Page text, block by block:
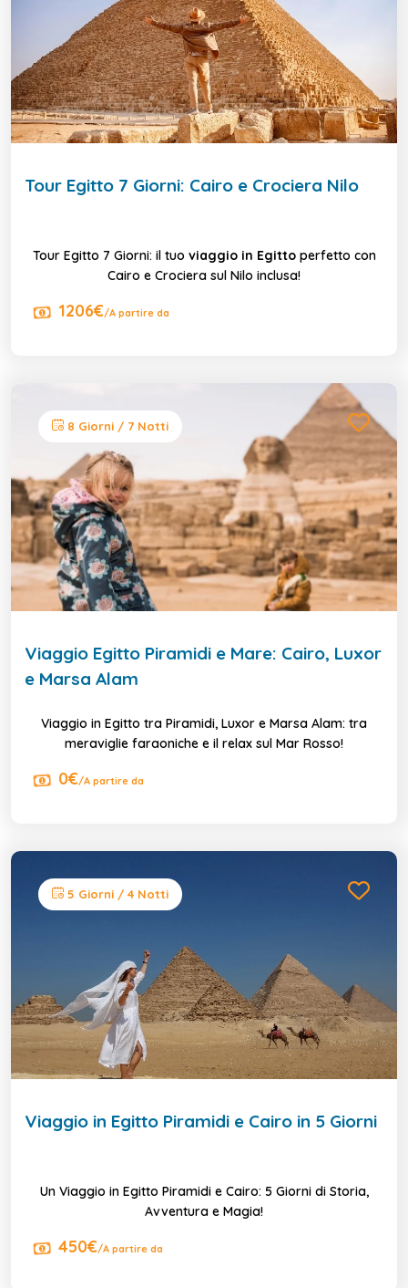
Tour Egitto 7 Giorni: Cairo e Crociera Nilo
Tour Egitto 7 Giorni: il tuo viaggio in Egittoperfetto con
Cairo e Crociera sul Nilo inclusa!
1206€/A partire da
8 Giorni / 7 Notti
Viaggio Egitto Piramidi e Mare: Cairo, Luxor
e Marsa Alam
Viaggio in Egitto tra Piramidi, Luxor e Marsa Alam: tra
meraviglie faraoniche e il relax sul Mar Rosso!
0€/A partire da
5 Giorni / 4 Notti
Viaggio in Egitto Piramidi e Cairo in 5 Giorni
Un Viaggio in Egitto Piramidi e Cairo: 5 Giorni di Storia,
Avventura e Magia!
450€/A partire da